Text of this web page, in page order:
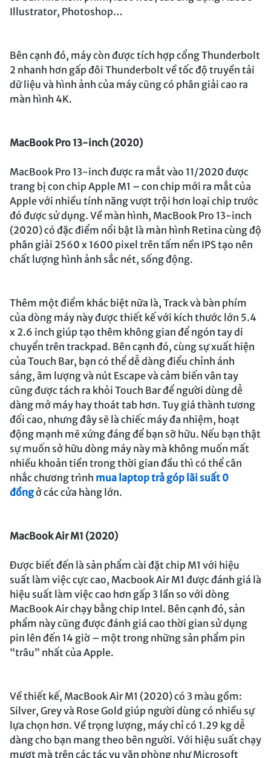
Illustrator, Photoshop…
Bên cạnh đó, máy còn được tích hợp cổng Thunderbolt
2 nhanh hơn gấp đôi Thunderbolt về tốc độ truyền tải
dữ liệu và hình ảnh của máy cũng có phân giải cao ra
màn hình 4K.
MacBook Pro 13-inch (2020)
MacBook Pro 13-inch được ra mắt vào 11/2020 được
trang bị con chip Apple M1 – con chip mới ra mắt của
Apple với nhiều tính năng vượt trội hơn loại chip trước
đó được sử dụng. Về màn hình, MacBook Pro 13-inch
(2020) có đặc điểm nổi bật là màn hình Retina cùng độ
phân giải 2560 x 1600 pixel trên tấm nền IPS tạo nên
chất lượng hình ảnh sắc nét, sống động.
Thêm một điểm khác biệt nữa là, Track và bàn phím
của dòng máy này được thiết kế với kích thước lớn 5.4
x 2.6 inch giúp tạo thêm không gian để ngón tay di
chuyển trên trackpad. Bên cạnh đó, cùng sự xuất hiện
của Touch Bar, bạn có thể dễ dàng điểu chỉnh ánh
sáng, âm lượng và nút Escape và cảm biến vân tay
cũng được tách ra khỏi Touch Bar để người dùng dễ
dàng mở máy hay thoát tab hơn. Tuy giá thành tương
đối cao, nhưng đây sẽ là chiếc máy đa nhiệm, hoạt
động mạnh mẽ xứng đáng để bạn sỡ hữu. Nếu bạn thật
sự muốn sở hữu dòng máy này mà không muốn mất
nhiều khoản tiền trong thời gian đầu thì có thể cân
nhắc chương trình mua laptop trả góp lãi suất 0
đồngở các cửa hàng lớn.
MacBook Air M1 (2020)
Được biết đến là sản phẩm cài đặt chip M1 với hiệu
suất làm việc cực cao, Macbook Air M1 được đánh giá là
hiệu suất làm việc cao hơn gấp 3 lần so với dòng
MacBook Air chạy bằng chip Intel. Bên cạnh đó, sản
phẩm này cũng được đánh giá cao thời gian sử dụng
pin lên đến 14 giờ – một trong những sản phẩm pin
“trâu” nhất của Apple.
Về thiết kế, MacBook Air M1 (2020) có 3 màu gồm:
Silver, Grey và Rose Gold giúp người dùng có nhiều sự
lựa chọn hơn. Về trọng lượng, máy chỉ có 1.29 kg dễ
dàng cho bạn mang theo bên người. Với hiệu suất chạy
mượt mà trên các tác vụ văn phòng như Microsoft